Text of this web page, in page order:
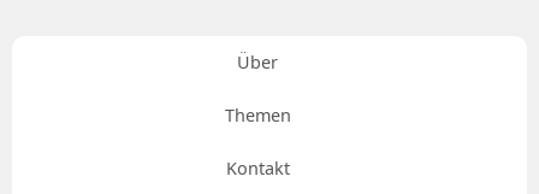
Über
Themen
Kontakt